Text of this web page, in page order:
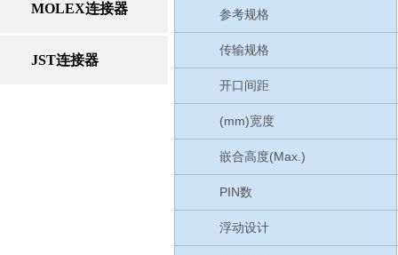
MOLEX连接器
JST连接器
参考规格
传输规格
开口间距
(mm)宽度
嵌合高度(Max.)
PIN数
浮动设计